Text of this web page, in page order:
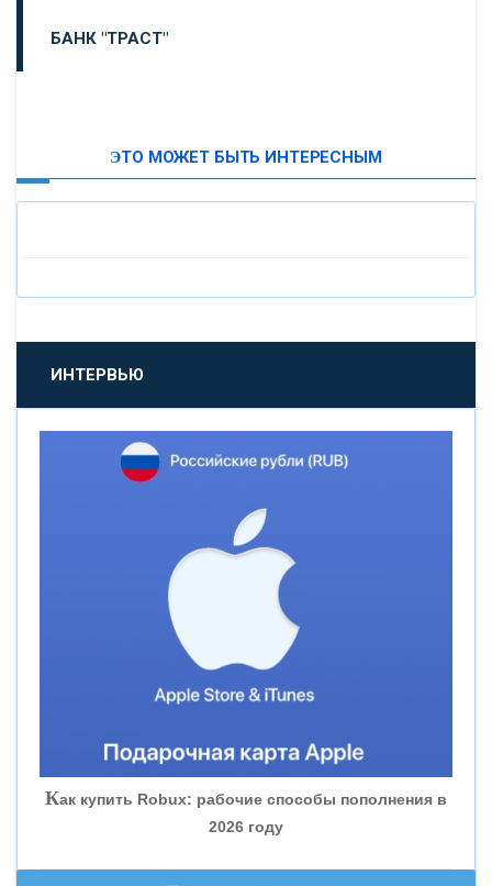
БАНК "ТРАСТ"
«БАНК САНКТ-ПЕТЕРБУРГ»
«ПРОМСВЯЗЬБАНК»
«НОВИКОМБАНК»
«ВНЕШПРОМБАНК»
«БАНК ГЛОБЭКС»
«СОВКОМБАНК»
ЭТО МОЖЕТ БЫТЬ ИНТЕРЕСНЫМ
ИНТЕРВЬЮ
Как купить Robux: рабочие способы пополнения в
2026 году